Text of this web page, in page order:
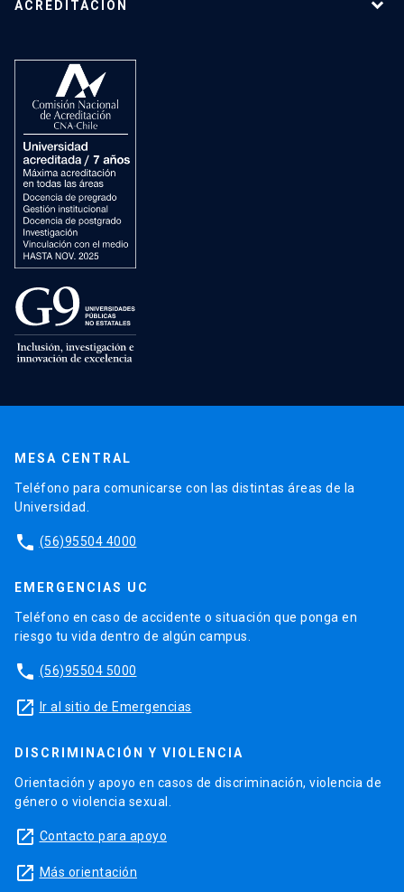
ACREDITACIÓN
MESA CENTRAL
Teléfono para comunicarse con las distintas áreas de la
Universidad.
phone (56)95504 4000
EMERGENCIAS UC
Teléfono en caso de accidente o situación que ponga en
riesgo tu vida dentro de algún campus.
phone (56)95504 5000
launch Ir al sitio de Emergencias
DISCRIMINACIÓN Y VIOLENCIA
Orientación y apoyo en casos de discriminación, violencia de
género o violencia sexual.
launch Contacto para apoyo
launch Más orientación